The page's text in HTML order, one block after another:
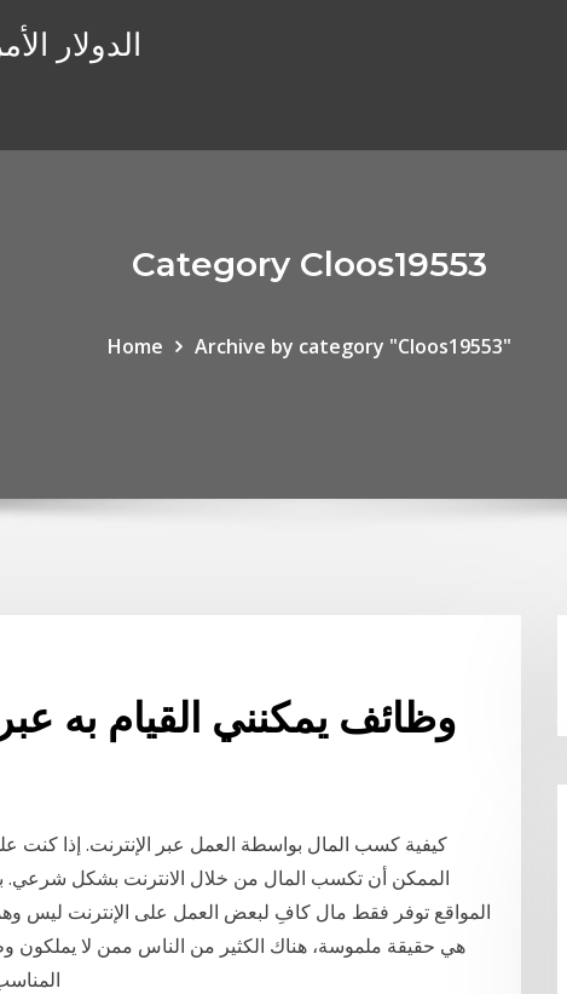
الدولار
Category Cloos19553
Home Archive by category "Cloos19553"
وظائف يمكنني القيام به عبر
كيفية كسب المال بواسطة العمل عبر الإنترنت. إذا
الممكن أن تكسب المال من خلال الانترنت بشكل شرعي.
المواقع توفر فقط مال كافِ لبعض العمل على الإنترنت ليس
هي حقيقة ملموسة، هناك الكثير من الناس ممن لا يملكون